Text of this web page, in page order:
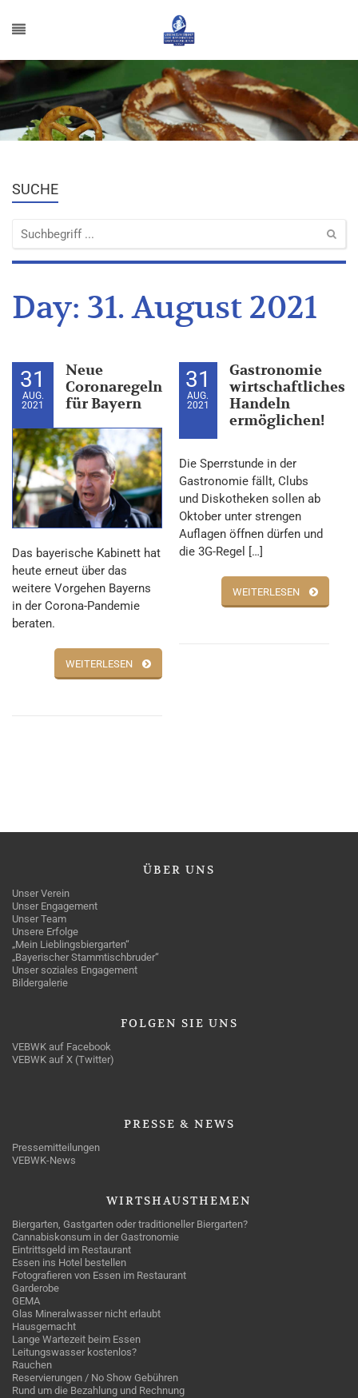
SUCHE
Day: 31. August 2021
31
AUG.
2021
Neue
Coronaregeln
für Bayern
Das bayerische Kabinett hat
heute erneut über das
weitere Vorgehen Bayerns
in der Corona-Pandemie
beraten.
WEITERLESEN
31
AUG.
2021
Gastronomie
wirtschaftliches
Handeln
ermöglichen!
Die Sperrstunde in der
Gastronomie fällt, Clubs
und Diskotheken sollen ab
Oktober unter strengen
Auflagen öffnen dürfen und
die 3G-Regel […]
WEITERLESEN
ÜBER UNS
Unser Verein
Unser Engagement
Unser Team
Unsere Erfolge
„Mein Lieblingsbiergarten“
„Bayerischer Stammtischbruder“
Unser soziales Engagement
Bildergalerie
FOLGEN SIE UNS
VEBWK auf Facebook
VEBWK auf X (Twitter)
PRESSE & NEWS
Pressemitteilungen
VEBWK-News
WIRTSHAUSTHEMEN
Biergarten, Gastgarten oder traditioneller Biergarten?
Cannabiskonsum in der Gastronomie
Eintrittsgeld im Restaurant
Essen ins Hotel bestellen
Fotografieren von Essen im Restaurant
Garderobe
GEMA
Glas Mineralwasser nicht erlaubt
Hausgemacht
Lange Wartezeit beim Essen
Leitungswasser kostenlos?
Rauchen
Reservierungen / No Show Gebühren
Rund um die Bezahlung und Rechnung